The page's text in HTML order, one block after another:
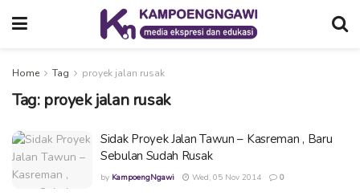
Home Tag proyek jalan rusak
Tag: proyek jalan rusak
Sidak Proyek Jalan Tawun – Kasreman , Baru
Sebulan Sudah Rusak
by KampoengNgawi Wed, 05 Nov 2014 0